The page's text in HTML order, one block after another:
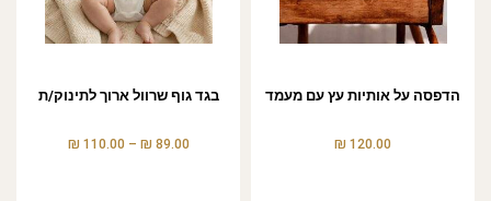
הדפסה על אותיות עץ עם מעמד
120.00
₪
בגד גוף שרוול ארוך לתינוק/ת
89.00
₪
–
110.00
₪